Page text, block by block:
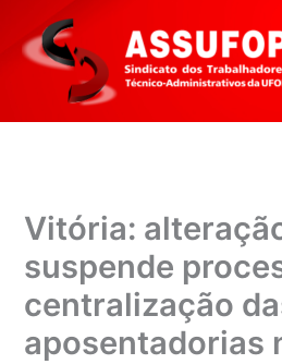
para
conteúdo
Vitória:
suspende
centralização
aposentadorias